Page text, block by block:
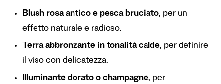
Blush rosa antico e pesca bruciato, per un
effetto naturale e radioso.
Terra abbronzante in tonalità calde, per definire
il viso con delicatezza.
Illuminante dorato o champagne, per